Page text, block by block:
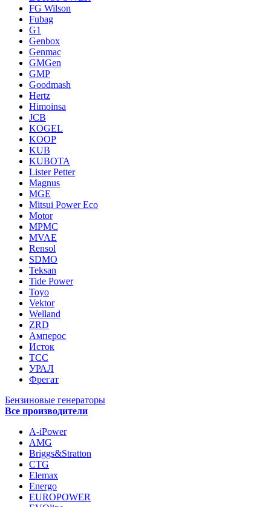
FG Wilson
Fubag
G1
Genbox
Genmac
GMGen
GMP
Goodmash
Hertz
Himoinsa
JCB
KOGEL
KOOP
KUB
KUBOTA
Lister Petter
Magnus
MGE
Mitsui Power Eco
Motor
MPMC
MVAE
Rensol
SDMO
Teksan
Tide Power
Toyo
Vektor
Welland
ZRD
Амперос
Исток
ТСС
УРАЛ
Фрегат
Бензиновые генераторы
Все производители
A-iPower
AMG
Briggs&Stratton
CTG
Elemax
Energo
EUROPOWER